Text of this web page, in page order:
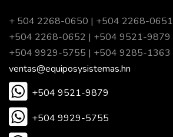
+ 504 2268-0650 | +504 2268-0651
+504 2268-0652 | +504 9521-9879
+504 9929-5755 | +504 9285-1363
ventas@equiposysistemas.hn
+504 9521-9879
+504 9929-5755